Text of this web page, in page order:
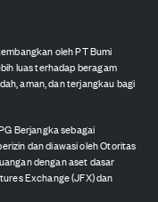
oleh PT Bumi
luas terhadap beragam
aman, dan terjangkau bagi
Berjangka sebagai
dan diawasi oleh Otoritas
dengan aset dasar
Exchange (JFX) dan